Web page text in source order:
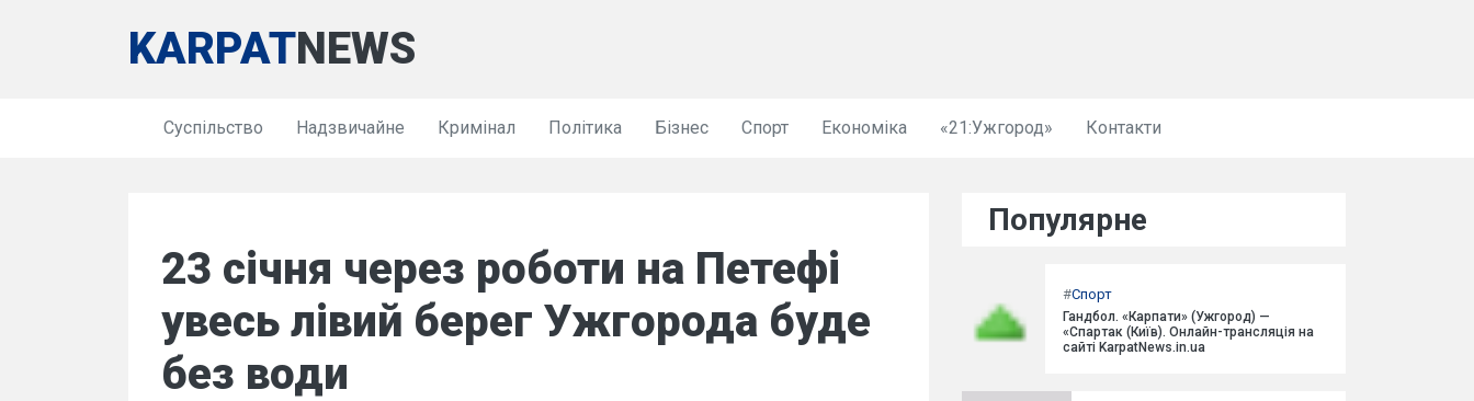
KARPATNEWS
Суспільство Надзвичайне Кримінал Політика Бізнес Спорт Економіка «21:Ужгород» Контакти
23 січня через роботи на Петефі
увесь лівий берег Ужгорода буде
без води
Популярне
#Спорт
Гандбол. «Карпати» (Ужгород) —
«Спартак (Київ). Онлайн-трансляція на
сайті KarpatNews.in.ua